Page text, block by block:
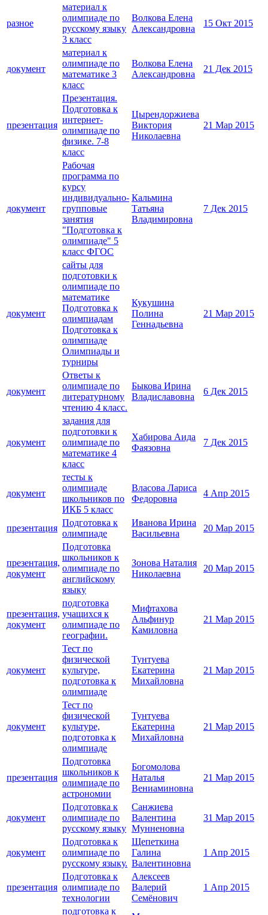
разное
материал к
олимпиаде по
русскому языку
3 класс
Волкова Елена
Александровна
15 Окт 2015
документ
материал к
олимпиаде по
математике 3
класс
Волкова Елена
Александровна
21 Дек 2015
презентация
Презентация.
Подготовка к
интернет-
олимпиаде по
физике. 7-8
класс
Цырендоржиева
Виктория
Николаевна
21 Мар 2015
документ
Рабочая
программа по
курсу
индивидуально-
групповые
занятия
"Подготовка к
олимпиаде" 5
класс ФГОС
Кальмина
Татьяна
Владимировна
7 Дек 2015
документ
сайты для
подготовки к
олимпиаде по
математике
Подготовка к
олимпиадам
Подготовка к
олимпиаде
Олимпиады и
турниры
Кукушина
Полина
Геннадьевна
21 Мар 2015
документ
Ответы к
олимпиаде по
литературному
чтению 4 класс.
Быкова Ирина
Владиславовна
6 Дек 2015
документ
задания для
подготовки к
олимпиаде по
математике 4
класс
Хабирова Аида
Фаязовна
7 Дек 2015
документ
тесты к
олимпиаде
школьников по
ИКБ 5 класс
Власова Лариса
Федоровна
4 Апр 2015
презентация
Подготовка к
олимпиаде
Иванова Ирина
Васильевна
20 Мар 2015
презентация,
документ
Подготовка
школьников к
олимпиаде по
английскому
языку
Зонова Наталия
Николаевна
20 Мар 2015
презентация,
документ
подготовка
учащихся к
олимпиаде по
географии.
Мифтахова
Альфинур
Камиловна
21 Мар 2015
документ
Тест по
физической
культуре,
подготовка к
олимпиаде
Тунтуева
Екатерина
Михайловна
21 Мар 2015
документ
Тест по
физической
культуре,
подготовка к
олимпиаде
Тунтуева
Екатерина
Михайловна
21 Мар 2015
презентация
Подготовка
школьников к
олимпиаде по
астрономии
Богомолова
Наталья
Вениаминовна
21 Мар 2015
документ
Подготовка к
олимпиаде по
русскому языку
Санжиева
Валентина
Мунненовна
31 Мар 2015
документ
Подготовка к
олимпиаде по
русскому языку.
Щепеткина
Галина
Валентиновна
1 Апр 2015
презентация
Подготовка к
олимпиаде по
технологии
Алексеев
Валерий
Семёнович
1 Апр 2015
подготовка к